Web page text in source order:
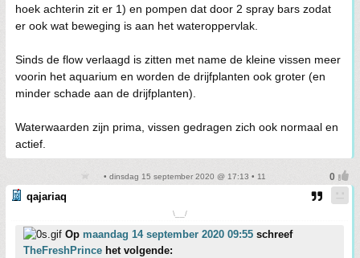
hoek achterin zit er 1) en pompen dat door 2 spray bars zodat
er ook wat beweging is aan het wateroppervlak.
Sinds de flow verlaagd is zitten met name de kleine vissen meer
voorin het aquarium en worden de drijfplanten ook groter (en
minder schade aan de drijfplanten).
Waterwaarden zijn prima, vissen gedragen zich ook normaal en
actief.
• dinsdag 15 september 2020 @ 17:13 • 11
qajariaq
\__/
Op maandag 14 september 2020 09:55 schreef
TheFreshPrince het volgende: